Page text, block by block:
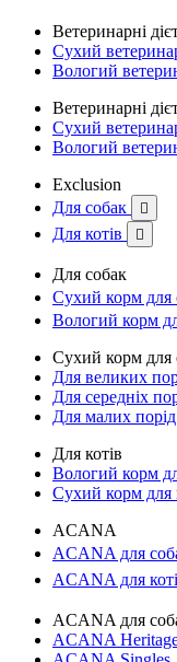
Ветеринарні
Сухий
Вологий
Ветеринарні
Сухий
Вологий
Exclusion
Для собак

Для котів 
Для собак
Сухий корм для
Вологий корм
Сухий корм для
Для великих
Для середніх
Для малих порід
Для котів
Вологий корм
Сухий корм для
ACANA
ACANA для
ACANA для
ACANA для
ACANA